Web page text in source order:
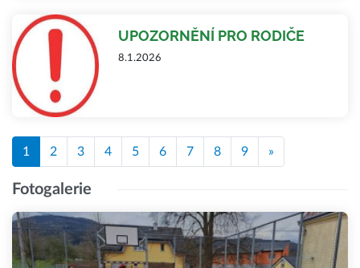
UPOZORNĚNÍ PRO RODIČE
8.1.2026
1 2 3 4 5 6 7 8 9 »
Fotogalerie